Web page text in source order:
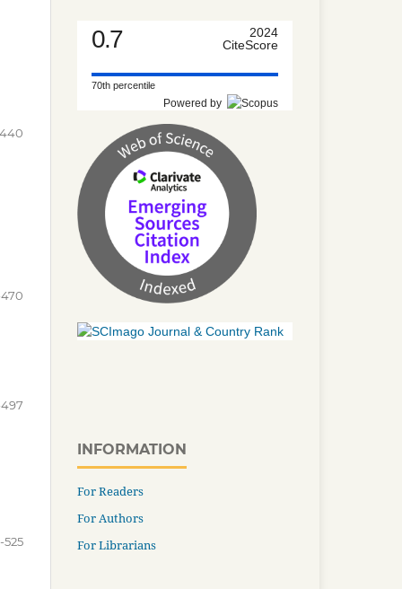
525
0.7
2024
CiteScore
70th percentile
Powered by
INFORMATION
For Readers
For Authors
For Librarians